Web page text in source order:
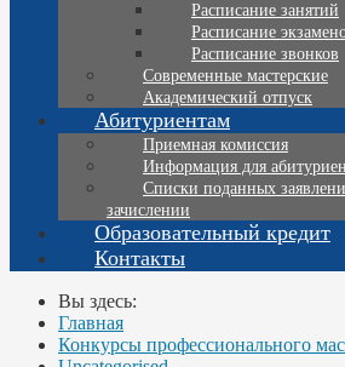
Расписание занятий
Расписание
Расписание звонков
Современные мастерские
Академический отпуск
Абитуриентам
Приемная комиссия
Информация для
Списки поданных
зачислении
Образовательный кредит
Контакты
Вы здесь:
Главная
Конкурсы профессионального